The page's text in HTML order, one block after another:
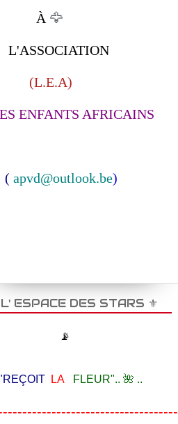
🦅
ENFANTS AFRICAINS
apvd@outlook.be)
ESPACE DES STARS ⚜️
📡
LA FLEUR".. 🌺 ..